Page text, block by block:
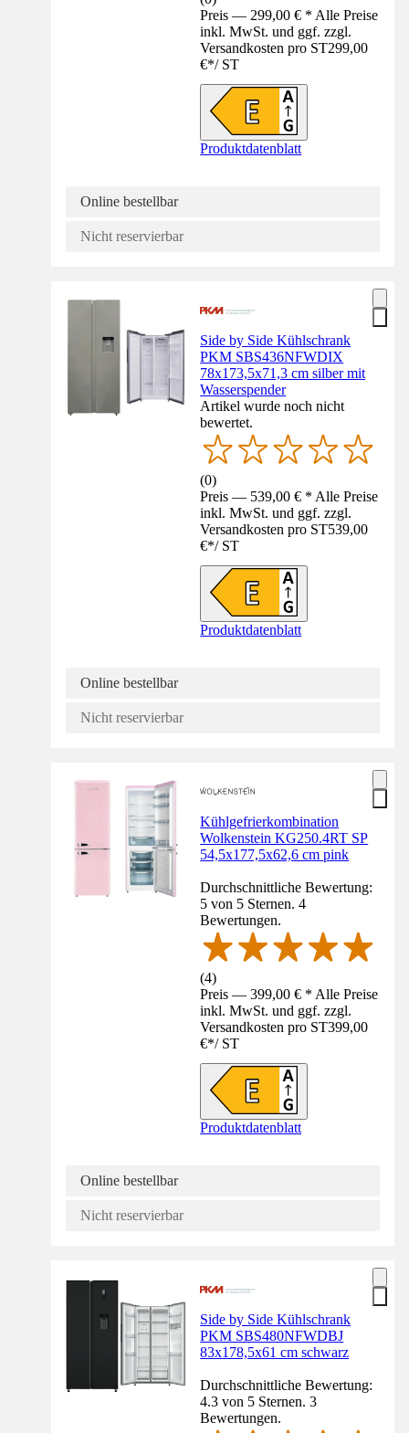
Preis — 299,00 € * Alle Preise
inkl. MwSt. und ggf. zzgl.
Versandkosten pro ST299,00
€*/ ST
Produktdatenblatt
Online bestellbar
Nicht reservierbar
Side by Side Kühlschrank
PKM SBS436NFWDIX
78x173,5x71,3 cm silber mit
Wasserspender
Artikel wurde noch nicht
bewertet.
(0)
Preis — 539,00 € * Alle Preise
inkl. MwSt. und ggf. zzgl.
Versandkosten pro ST539,00
€*/ ST
Produktdatenblatt
Online bestellbar
Nicht reservierbar
Kühlgefrierkombination
Wolkenstein KG250.4RT SP
54,5x177,5x62,6 cm pink
Durchschnittliche Bewertung:
5 von 5 Sternen. 4
Bewertungen.
(4)
Preis — 399,00 € * Alle Preise
inkl. MwSt. und ggf. zzgl.
Versandkosten pro ST399,00
€*/ ST
Produktdatenblatt
Online bestellbar
Nicht reservierbar
Side by Side Kühlschrank
PKM SBS480NFWDBJ
83x178,5x61 cm schwarz
Durchschnittliche Bewertung:
4.3 von 5 Sternen. 3
Bewertungen.